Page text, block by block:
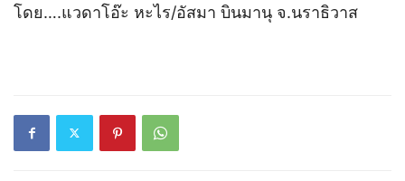
โดย….แวดาโอ๊ะ​ หะไร/อัสมา​ บินมานุ จ.นราธิวาส